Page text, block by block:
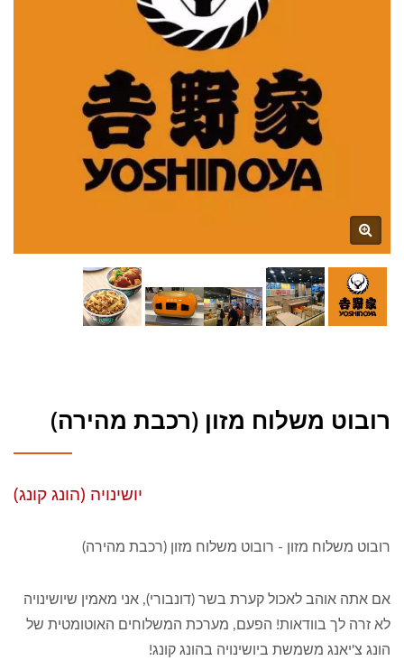
רובוט משלוח מזון (רכבת מהירה)
יושינויה (הונג קונג)
רובוט משלוח מזון - רובוט משלוח מזון (רכבת מהירה)
אם אתה אוהב לאכול קערת בשר (דונבורי), אני מאמין שיושינויה
לא זרה לך בוודאות! הפעם, מערכת המשלוחים האוטומטית של
הונג צ'יאנג משמשת ביושינויה בהונג קונג!